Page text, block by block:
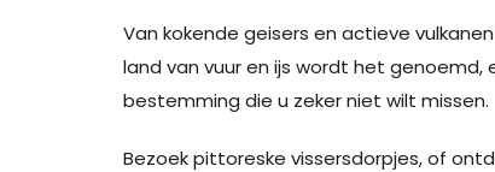
Van kokende geisers en actieve
land van vuur en ijs wordt het
bestemming die u zeker niet wilt missen.
Bezoek pittoreske vissersdorpjes, of